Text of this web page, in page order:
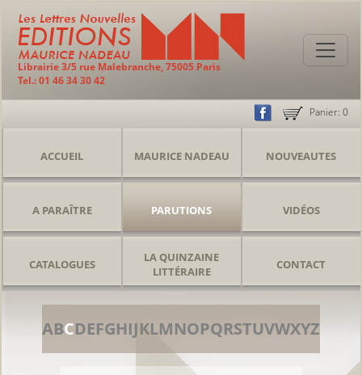
Librairie 3/5 rue Malebranche, 75005 Paris
Tel.: 01 46 34 30 42
Panier: 0
ACCUEIL MAURICE NADEAU NOUVEAUTES
A PARAÎTRE PARUTIONS VIDÉOS
CATALOGUES
LA QUINZAINE
LITTÉRAIRE
CONTACT
ABCDEFGHIJKLMNOPQRSTUVWXYZ